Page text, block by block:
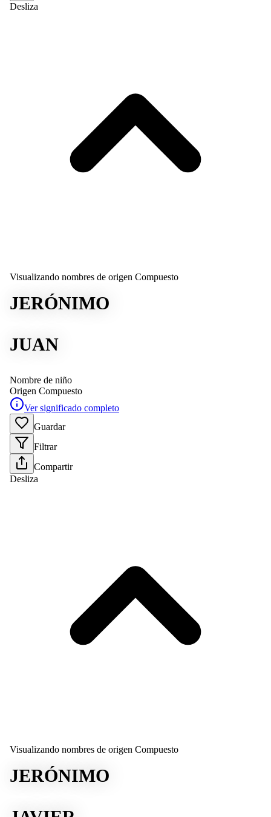
Desliza
Visualizando nombres de origen Compuesto
JERÓNIMO
JUAN
Nombre de niño
Origen Compuesto
Ver significado completo
Guardar
Filtrar
Compartir
Desliza
Visualizando nombres de origen Compuesto
JERÓNIMO